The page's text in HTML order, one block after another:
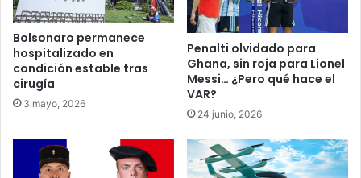
Bolsonaro permanece
hospitalizado en
condición estable tras
cirugía
3 mayo, 2026
Penalti olvidado para
Ghana, sin roja para Lionel
Messi… ¿Pero qué hace el
VAR?
24 junio, 2026